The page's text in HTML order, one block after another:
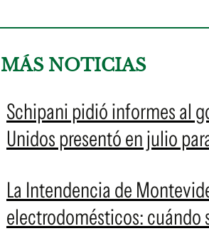
MÁS NOTICIAS
Schipani pidió informes al
Unidos presentó en julio
La Intendencia de
electrodomésticos: cuándo